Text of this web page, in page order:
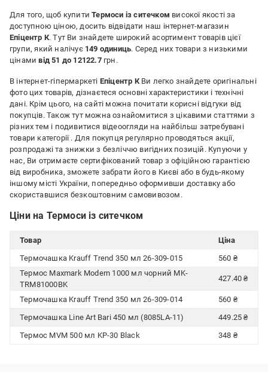
Для того, щоб купитиТермоси із ситечком високої якості за
доступною ціною, досить відвідати наш інтернет-магазин
Епіцентр К. Тут Ви знайдете широкий асортимент товарів цієї
групи, який налічує 149 одиниць. Серед них товари з низькими
цінамивід 51 до 12122.7грн.
В інтернет-гіпермаркеті Епіцентр КВи легко знайдете оригінальні
фото цих товарів, дізнаєтеся основні характеристики і технічні
дані. Крім цього, на сайті можна почитати корисні відгуки від
покупців. Також тут можна ознайомитися з цікавими статтями з
різних тем і подивитися відеоогляди на найбільш затребувані
товари категорії . Для покупця регулярно проводяться акції,
розпродажі та знижки з безліччю вигідних позицій. Купуючи у
нас, Ви отримаєте сертифікований товар з офіційною гарантією
від виробника, зможете забрати його в Києві або в будь-якому
іншому місті України, попередньо оформивши доставку або
скориставшися безкоштовним самовивозом.
Ціни на Термоси із ситечком
Товар
Ціна
Термочашка Krauff Trend 350 мл 26-309-015
560 ₴
Термос Maxmark Modern 1000 мл чорний MK-
TRM81000BK
427.40 ₴
Термочашка Krauff Trend 350 мл 26-309-014
560 ₴
Термочашка Line Art Bari 450 мл (8085LA-11)
449.25 ₴
Термос MVM 500 мл KP-30 Black
348 ₴